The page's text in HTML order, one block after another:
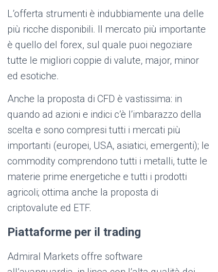
L’offerta strumenti è indubbiamente una delle
più ricche disponibili. Il mercato più importante
è quello del forex, sul quale puoi negoziare
tutte le migliori coppie di valute, major, minor
ed esotiche.
Anche la proposta di CFD è vastissima: in
quando ad azioni e indici c’è l’imbarazzo della
scelta e sono compresi tutti i mercati più
importanti (europei, USA, asiatici, emergenti); le
commodity comprendono tutti i metalli, tutte le
materie prime energetiche e tutti i prodotti
agricoli; ottima anche la proposta di
criptovalute ed ETF.
Piattaforme per il trading
Admiral Markets offre software